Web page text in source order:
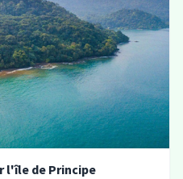
l'île de Principe